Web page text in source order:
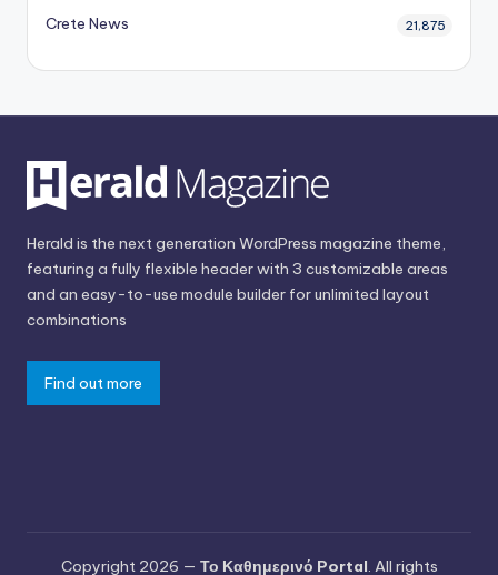
Crete News 21,875
Herald is the next generation WordPress magazine theme,
featuring a fully flexible header with 3 customizable areas
and an easy-to-use module builder for unlimited layout
combinations
Find out more
Copyright 2026 — Το Καθημερινό Portal. All rights